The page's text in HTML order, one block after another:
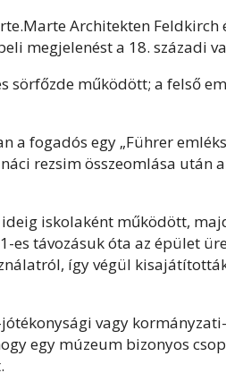
Architekten Feldkirch
megjelenést a 18. századi
sörfőzde működött; a felső
a fogadós egy „Führer
rezsim összeomlása után
iskolaként működött,
es távozásuk óta az épület
így végül
vagy
egy múzeum bizonyos